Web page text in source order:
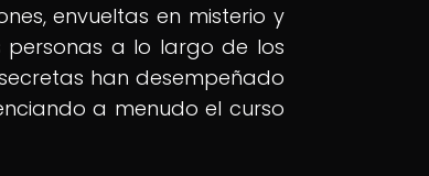
envueltas en misterio y
personas a lo largo de los
han desempeñado
a menudo el curso